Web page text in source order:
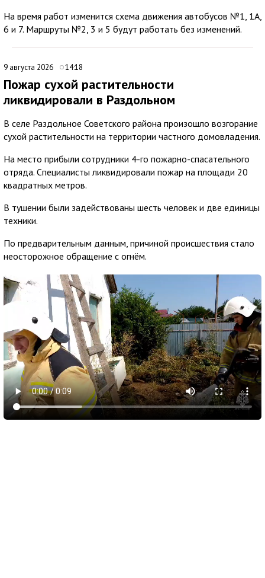
На время работ изменится схема движения автобусов №1, 1А,
6 и 7. Маршруты №2, 3 и 5 будут работать без изменений.
9 августа 2026 14:18
Пожар сухой растительности
ликвидировали в Раздольном
В селе Раздольное Советского района произошло возгорание
сухой растительности на территории частного домовладения.
На место прибыли сотрудники 4-го пожарно-спасательного
отряда. Специалисты ликвидировали пожар на площади 20
квадратных метров.
В тушении были задействованы шесть человек и две единицы
техники.
По предварительным данным, причиной происшествия стало
неосторожное обращение с огнём.